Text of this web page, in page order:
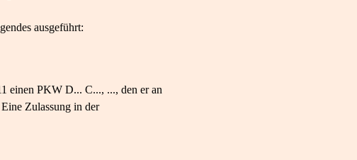
ausgeführt:
einen PKW D... C..., ..., den er an
Zulassung in der